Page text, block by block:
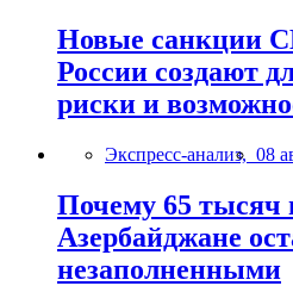
Новые санкции
России создают
риски и
Экспресс-анализ, 08
Почему 65 тысяч
Азербайджане
незаполненными